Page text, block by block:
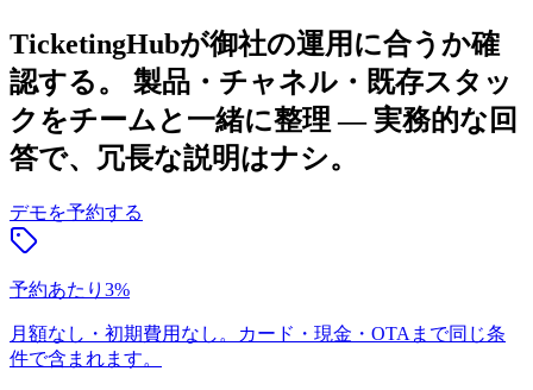
TicketingHubが御社の運用に合うか確
認する。
製品・チャネル・既存スタッ
クをチームと一緒に整理 — 実務的な回
答で、冗長な説明はナシ。
デモを予約する
予約あたり3%
月額なし・初期費用なし。カード・現金・OTAまで同じ条
件で含まれます。